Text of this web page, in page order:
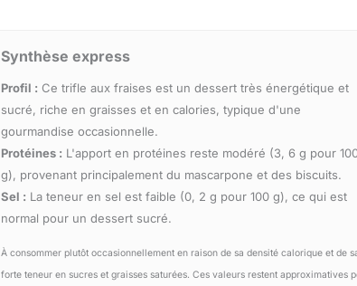
Synthèse express
Profil : Ce trifle aux fraises est un dessert très énergétique et
sucré, riche en graisses et en calories, typique d'une
gourmandise occasionnelle.
Protéines : L'apport en protéines reste modéré (3, 6 g pour
g), provenant principalement du mascarpone et des biscuits.
Sel : La teneur en sel est faible (0, 2 g pour 100 g), ce qui est
normal pour un dessert sucré.
À consommer plutôt occasionnellement en raison de sa densité calorique et de
forte teneur en sucres et graisses saturées. Ces valeurs restent approximatives